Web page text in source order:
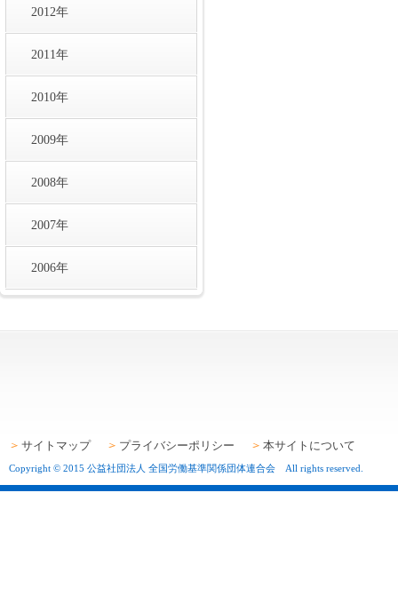
2012年
2011年
2010年
2009年
2008年
2007年
2006年
サイトマップ プライバシーポリシー 本サイトについて
Copyright © 2015 公益社団法人 全国労働基準関係団体連合会 All rights reserved.